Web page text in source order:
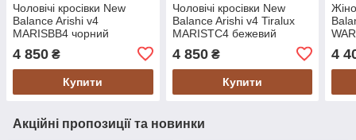
Чоловічі кросівки New
Balance Arishi v4
MARISBB4 чорний
4 850 ₴
Купити
Чоловічі кросівки New
Balance Arishi v4 Tiralux
MARISTC4 бежевий
4 850₴
Купити
4
Акційні пропозиції та новинки